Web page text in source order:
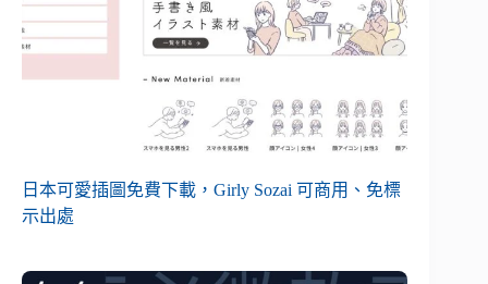
日本可愛插圖免費下載，Girly Sozai 可商用、免標
示出處